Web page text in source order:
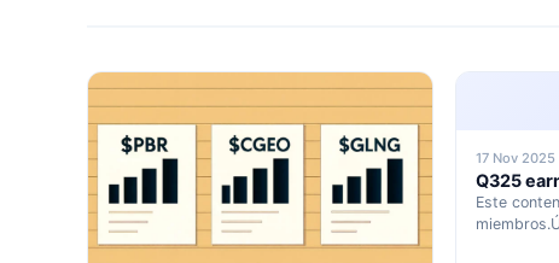
17 Nov 2025
Q325
Este